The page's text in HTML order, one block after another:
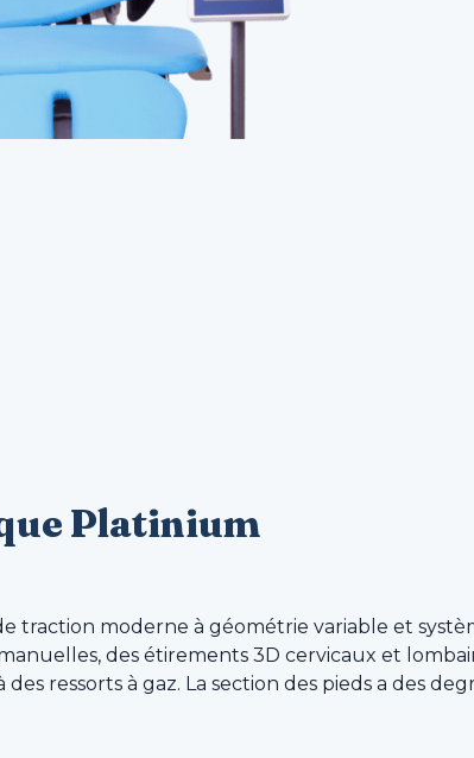
Platinium
traction moderne à géométrie variable et
des étirements 3D cervicaux et
des ressorts à gaz. La section des pieds a des